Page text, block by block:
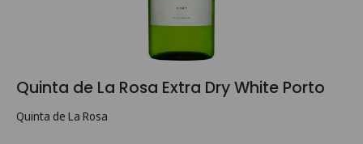
Quinta de La Rosa Extra Dry White Porto
Quinta de La Rosa